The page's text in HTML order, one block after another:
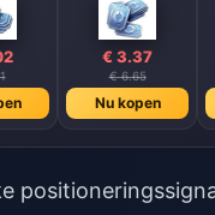
€ 3.37
€ 6.65
Nu kopen